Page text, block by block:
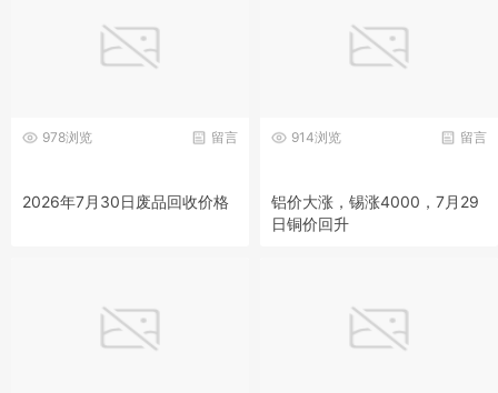
留言
978浏览
2026年7月30日废品回收价格
留言
914浏览
铝价大涨，锡涨4000，7月29
日铜价回升